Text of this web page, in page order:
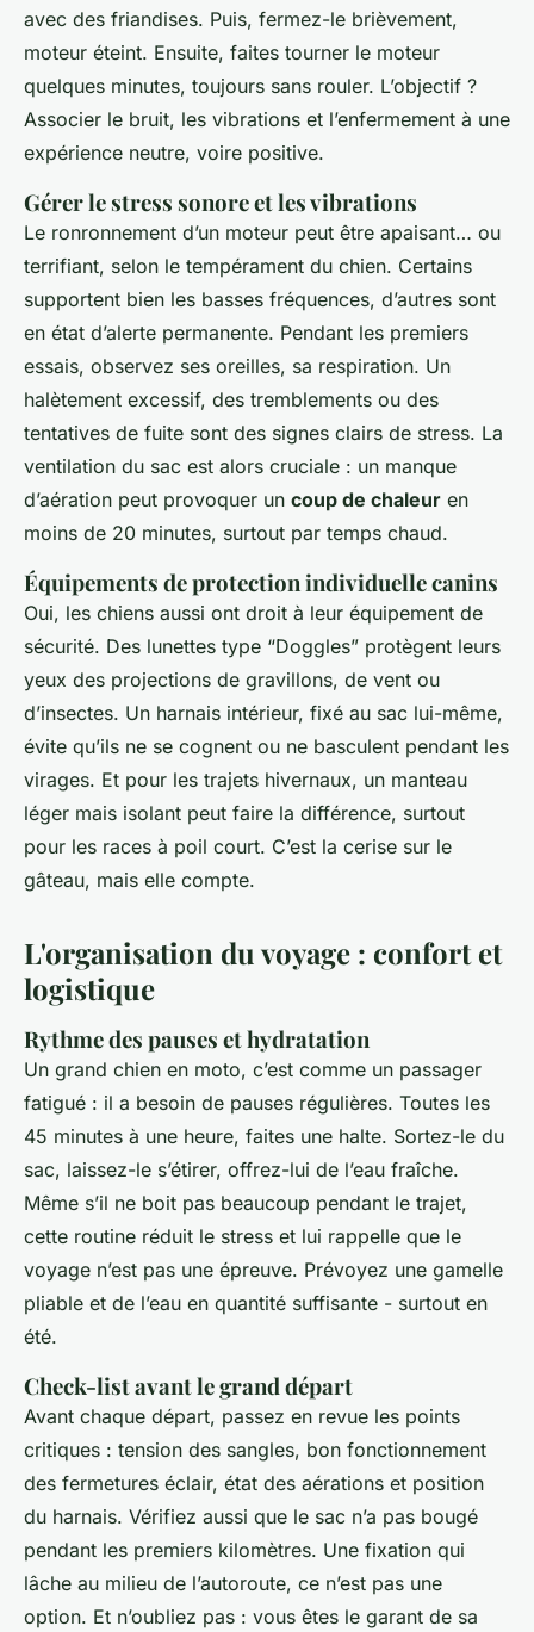
avec des friandises. Puis, fermez-le brièvement,
moteur éteint. Ensuite, faites tourner le moteur
quelques minutes, toujours sans rouler. L’objectif ?
Associer le bruit, les vibrations et l’enfermement à une
expérience neutre, voire positive.
Gérer le stress sonore et les vibrations
Le ronronnement d’un moteur peut être apaisant… ou
terrifiant, selon le tempérament du chien. Certains
supportent bien les basses fréquences, d’autres sont
en état d’alerte permanente. Pendant les premiers
essais, observez ses oreilles, sa respiration. Un
halètement excessif, des tremblements ou des
tentatives de fuite sont des signes clairs de stress. La
ventilation du sac est alors cruciale : un manque
d’aération peut provoquer un coup de chaleur en
moins de 20 minutes, surtout par temps chaud.
Équipements de protection individuelle canins
Oui, les chiens aussi ont droit à leur équipement de
sécurité. Des lunettes type “Doggles” protègent leurs
yeux des projections de gravillons, de vent ou
d’insectes. Un harnais intérieur, fixé au sac lui-même,
évite qu’ils ne se cognent ou ne basculent pendant les
virages. Et pour les trajets hivernaux, un manteau
léger mais isolant peut faire la différence, surtout
pour les races à poil court. C’est la cerise sur le
gâteau, mais elle compte.
L'organisation du voyage : confort et
logistique
Rythme des pauses et hydratation
Un grand chien en moto, c’est comme un passager
fatigué : il a besoin de pauses régulières. Toutes les
45 minutes à une heure, faites une halte. Sortez-le du
sac, laissez-le s’étirer, offrez-lui de l’eau fraîche.
Même s’il ne boit pas beaucoup pendant le trajet,
cette routine réduit le stress et lui rappelle que le
voyage n’est pas une épreuve. Prévoyez une gamelle
pliable et de l’eau en quantité suffisante - surtout en
été.
Check-list avant le grand départ
Avant chaque départ, passez en revue les points
critiques : tension des sangles, bon fonctionnement
des fermetures éclair, état des aérations et position
du harnais. Vérifiez aussi que le sac n’a pas bougé
pendant les premiers kilomètres. Une fixation qui
lâche au milieu de l’autoroute, ce n’est pas une
option. Et n’oubliez pas : vous êtes le garant de sa